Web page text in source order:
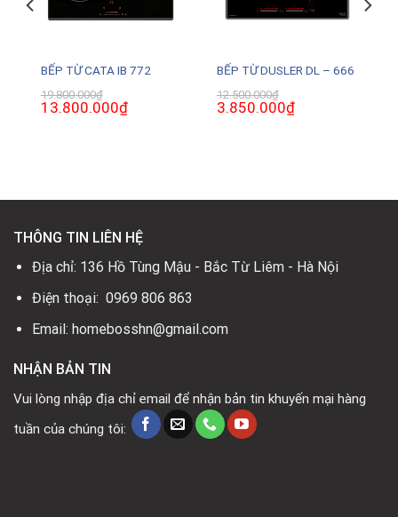
BẾP TỪ CATA IB 772
19.800.000₫
Giá
gốc
13.800.000₫Giá
hiện
BẾP TỪ DUSLER DL – 666
12.500.000₫
Giá
gốc
3.850.000₫Giá
hiện
THÔNG TIN LIÊN HỆ
Địa chỉ: 136 Hồ Tùng Mậu - Bắc Từ Liêm - Hà Nội
Điện thoại: 0969 806 863
Email: homebosshn@gmail.com
NHẬN BẢN TIN
Vui lòng nhập địa chỉ email để nhận bản tin khuyến mại hàng
tuần của chúng tôi: